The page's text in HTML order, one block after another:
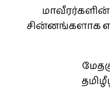
சின்னங்களாக